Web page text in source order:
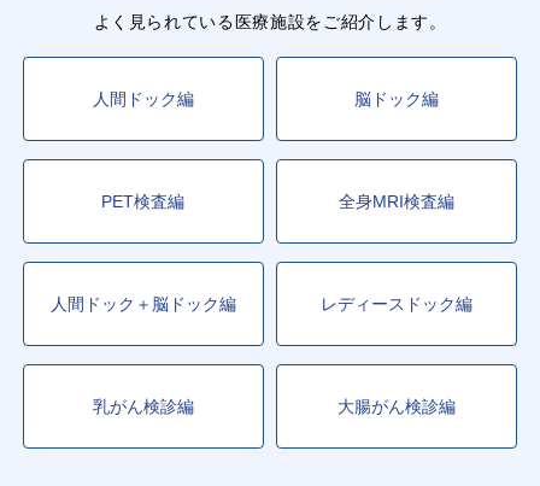
よく見られている医療施設をご紹介します。
人間ドック編 脳ドック編
PET検査編 全身MRI検査編
人間ドック＋脳ドック編 レディースドック編
乳がん検診編 大腸がん検診編